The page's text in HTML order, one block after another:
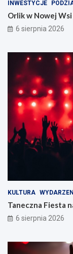
INWESTYCJE
Orlik w Nowej
6 sierpnia 2026
KULTURA
Taneczna Fiesta
6 sierpnia 2026